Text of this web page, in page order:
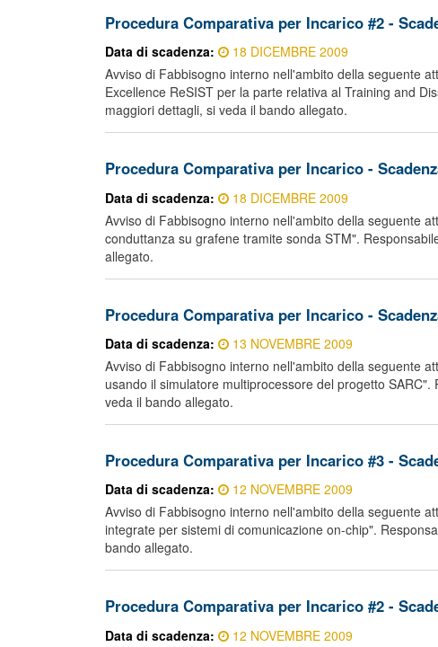
Procedura Comparativa per Incarico #2 -
Data di scadenza:
18 DICEMBRE 2009
Avviso di Fabbisogno interno nell'ambito della seguente
Excellence ReSIST per la parte relativa al Training and
maggiori dettagli, si veda il bando allegato.
Procedura Comparativa per Incarico -
Data di scadenza:
18 DICEMBRE 2009
Avviso di Fabbisogno interno nell'ambito della seguente
conduttanza su grafene tramite sonda STM".
allegato.
Procedura Comparativa per Incarico -
Data di scadenza:
13 NOVEMBRE 2009
Avviso di Fabbisogno interno nell'ambito della seguente
usando il simulatore multiprocessore del progetto
veda il bando allegato.
Procedura Comparativa per Incarico #3 -
Data di scadenza:
12 NOVEMBRE 2009
Avviso di Fabbisogno interno nell'ambito della seguente
integrate per sistemi di comunicazione on-chip".
bando allegato.
Procedura Comparativa per Incarico #2 -
Data di scadenza:
12 NOVEMBRE 2009